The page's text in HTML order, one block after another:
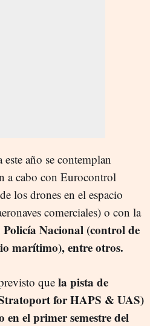
año se contemplan
a cabo con Eurocontrol
los drones en el espacio
comerciales) o con la
Nacional (control de
marítimo), entre otros.
que la pista de
for HAPS & UAS)
el primer semestre del